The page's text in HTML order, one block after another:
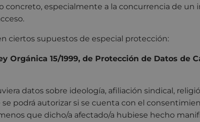
concreto, especialmente a la concurrencia de un
ciertos supuestos de especial protección:
Orgánica 15/1999, de Protección de Datos de
datos sobre ideología, afiliación sindical,
podrá autorizar si se cuenta con el
que dicho/a afectado/a hubiese hecho